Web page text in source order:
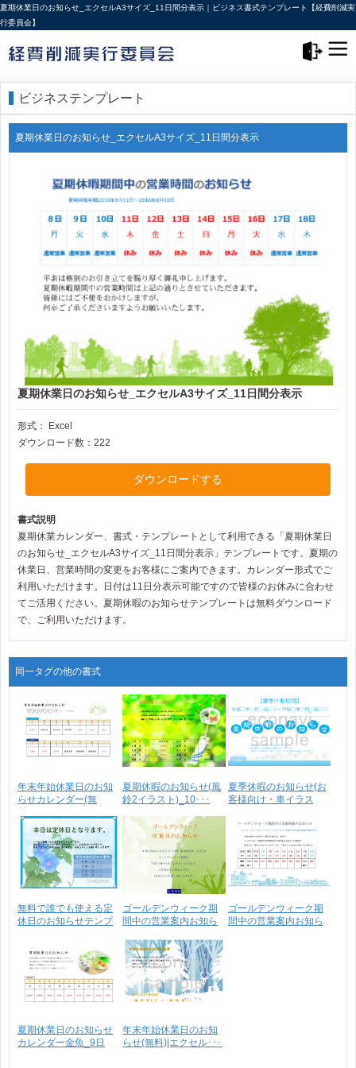
夏期休業日のお知らせ_エクセルA3サイズ_11日間分表示｜ビジネス書式テンプレート【経費削減実
行委員会】
ビジネステンプレート
夏期休業日のお知らせ_エクセルA3サイズ_11日間分表示
夏期休業日のお知らせ_エクセルA3サイズ_11日間分表示
形式：
Excel
ダウンロード数：222
ダウンロードする
書式説明
夏期休業カレンダー、書式・テンプレートとして利用できる「夏期休業日
のお知らせ_エクセルA3サイズ_11日間分表示」テンプレートです。夏期の
休業日、営業時間の変更をお客様にご案内できます。カレンダー形式でご
利用いただけます。日付は11日分表示可能ですので皆様のお休みに合わせ
てご活用ください。夏期休暇のお知らせテンプレートは無料ダウンロード
で、ご利用いただけます。
同一タグの他の書式
年末年始休業日のお知
らせカレンダー(無
夏期休暇のお知らせ(風
鈴2イラスト)_10･･･
夏季休暇のお知らせ(お
客様向け・車イラス
無料で誰でも使える定
休日のお知らせテンプ
ゴールデンウィーク期
間中の営業案内お知ら
ゴールデンウィーク期
間中の営業案内お知ら
夏期休業日のお知らせ
カレンダー金魚_9日
年末年始休業日のお知
らせ(無料)|エクセル･･･